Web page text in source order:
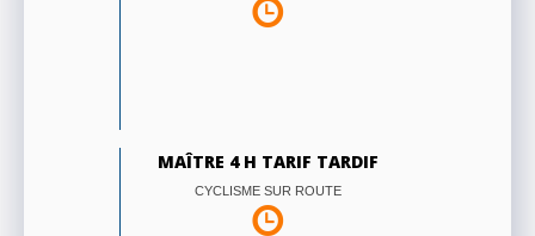
MAÎTRE 4 H TARIF TARDIF
CYCLISME SUR ROUTE